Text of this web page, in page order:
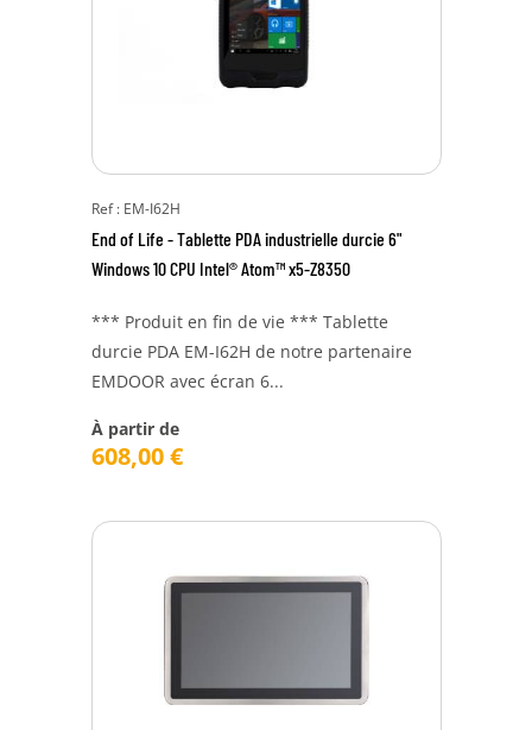
Ref : EM-I62H
End of Life - Tablette PDA industrielle durcie 6"
Windows 10 CPU Intel® Atom™ x5-Z8350
*** Produit en fin de vie *** Tablette
durcie PDA EM-I62H de notre partenaire
EMDOOR avec écran 6...
À partir de
608,00€